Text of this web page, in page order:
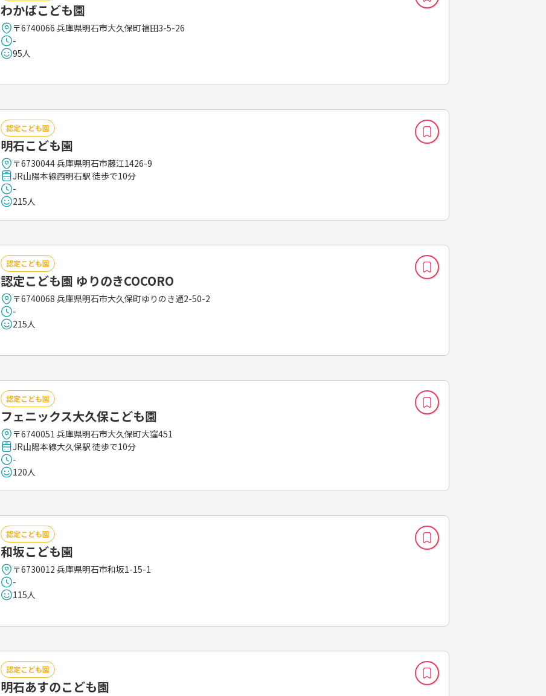
わかばこども園
〒6740066 兵庫県明石市大久保町福田3-5-26
-
95人
認定こども園
明石こども園
〒6730044 兵庫県明石市藤江1426-9
JR山陽本線西明石駅 徒歩で10分
-
215人
認定こども園
認定こども園 ゆりのきCOCORO
〒6740068 兵庫県明石市大久保町ゆりのき通2-50-2
-
215人
認定こども園
フェニックス大久保こども園
〒6740051 兵庫県明石市大久保町大窪451
JR山陽本線大久保駅 徒歩で10分
-
120人
認定こども園
和坂こども園
〒6730012 兵庫県明石市和坂1-15-1
-
115人
認定こども園
明石あすのこども園